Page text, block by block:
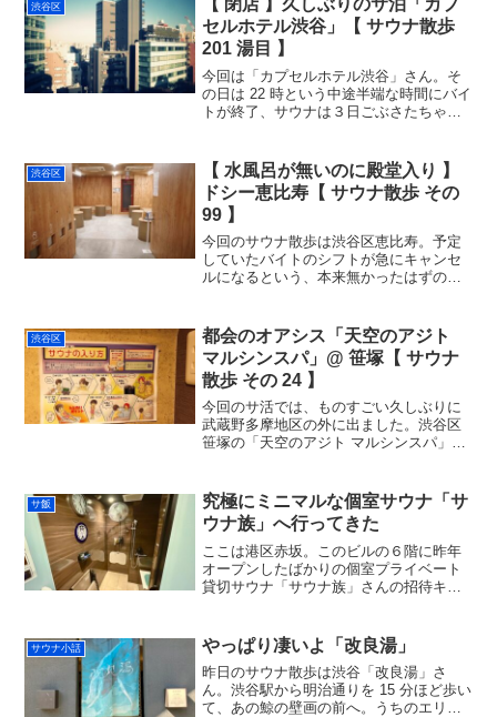
渋谷区
【 閉店 】久しぶりのサ泊「カプ
セルホテル渋谷」【 サウナ散歩
201 湯目 】
今回は「カプセルホテル渋谷」さん。そ
の日は 22 時という中途半端な時間にバイ
トが終了、サウナは３日ごぶさたちゃん
の渋谷に来たけれど、やってて良かっ
た・・久しぶりのサウ...
渋谷区
【 水風呂が無いのに殿堂入り 】
ドシー恵比寿【 サウナ散歩 その
99 】
今回のサウナ散歩は渋谷区恵比寿。予定
していたバイトのシフトが急にキャンセ
ルになるという、本来無かったはずの嬉
→ サウナ！という思考回路。『サ道』の
こいつばりにジャン...
渋谷区
都会のオアシス「天空のアジト
マルシンスパ」@ 笹塚【 サウナ
散歩 その 24 】
今回のサ活では、ものすごい久しぶりに
武蔵野多摩地区の外に出ました。渋谷区
笹塚の「天空のアジト マルシンスパ」と
ナになっているらしい。京王線の笹塚駅
北口から甲州街道に出た...
サ飯
究極にミニマルな個室サウナ「サ
ウナ族」へ行ってきた
ここは港区赤坂。このビルの６階に昨年
オープンしたばかりの個室プライベート
貸切サウナ「サウナ族」さんの招待キャ
リーズナブルなカプセルホテルサウナが
専門で、完全にターゲット...
サウナ小話 やっぱり凄いよ「改良湯」
昨日のサウナ散歩は渋谷「改良湯」さ
ん。渋谷駅から明治通りを 15 分ほど歩い
て、あの鯨の壁画の前へ。うちのエリア